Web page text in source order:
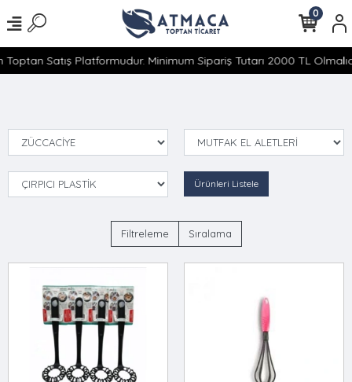
Satış Platformudur. Minimum Sipariş Tutarı 2000 TL
0
Ürünleri Listele
Filtreleme Sıralama